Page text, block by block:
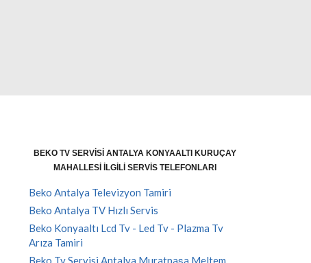
BEKO TV SERVISI ANTALYA KONYAALTI KURUÇAY
MAHALLESI İLGILI SERVIS TELEFONLARI
Beko Antalya Televizyon Tamiri
Beko Antalya TV Hızlı Servis
Beko Konyaaltı Lcd Tv - Led Tv - Plazma Tv
Arıza Tamiri
Beko Tv Servisi Antalya Muratpaşa Meltem